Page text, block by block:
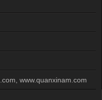
www.quanxinam.com